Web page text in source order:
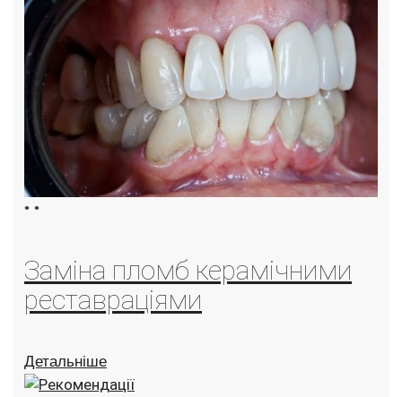
• •
Заміна пломб керамічними
реставраціями
Детальніше